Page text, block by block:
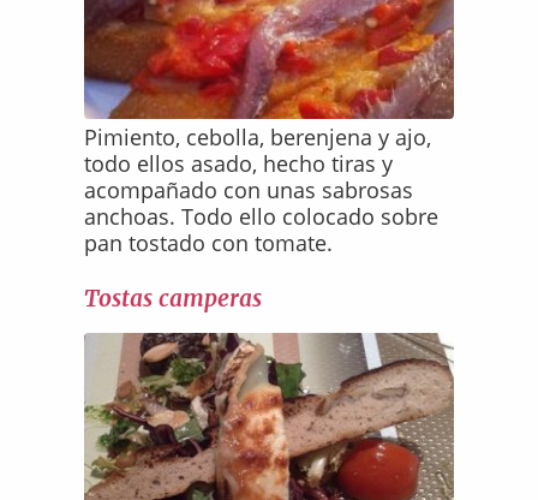
Pimiento, cebolla, berenjena y ajo,
todo ellos asado, hecho tiras y
acompañado con unas sabrosas
anchoas. Todo ello colocado sobre
pan tostado con tomate.
Tostas camperas